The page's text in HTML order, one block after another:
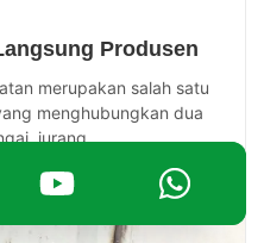
Produsen
merupakan salah satu
menghubungkan dua
jurang,...